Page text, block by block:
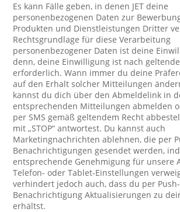
Es kann Fälle geben, in denen JET deine
personenbezogenen Daten zur
Produkten und Dienstleistungen Dritter
Rechtsgrundlage für diese Verarbeitung
personenbezogener Daten ist deine
denn, deine Einwilligung ist nach
erforderlich. Wann immer du deine
auf den Erhalt solcher Mitteilungen
kannst du dich über den Abmeldelink in
entsprechenden Mitteilungen abmelden
per SMS gemäß geltendem Recht
mit „STOP“ antwortest. Du kannst auch
Marketingnachrichten ablehnen, die per
Benachrichtigungen gesendet werden,
entsprechende Genehmigung für unsere
Telefon- oder Tablet-Einstellungen
verhindert jedoch auch, dass du per Push-
Benachrichtigung Aktualisierungen zu
erhältst.